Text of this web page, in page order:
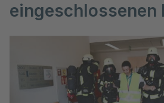
eingeschlossenen